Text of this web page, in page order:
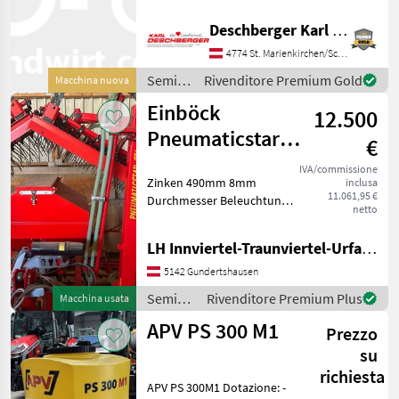
Einböck
11
Güttler
8
Vredo
3
Awemak
1
Mostra
tutti 7
MARKETPLACE
Marketplace
Offerte dei
rivenditori
Annunci
Macchina nuova
Ausgänge, Saatgutbehälter
mit Verschlauchung (25 m),
Säw
Deschberger Karl Landtechnik GesmbH & Co KG
4774 St. Marienkirchen/Schärding
Semina
e cura /
APV
Rivenditore Premium Gold
Macchina usata
Einböck
Pneumaticstar
12.500
€
IVA/commissione
inclusa
11.061,95 €
netto
Zinken 490mm 8mm
Durchmesser Beleuchtung
Risemina/coltura
intercalare
LH Innviertel-Traunviertel-Urfahr eGen, Gundertshausen
5142 Gundertshausen
Semina
e cura /
Einböck
Rivenditore Premium Plus
APV PS 300 M1
Prezzo
su
richiesta
APV PS 300M1 Dotazione: -